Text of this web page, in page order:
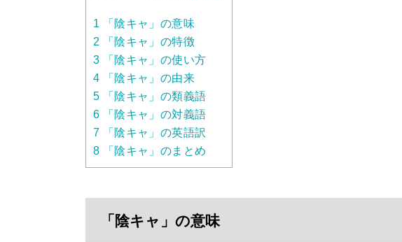
1 「陰キャ」の意味
2 「陰キャ」の特徴
3 「陰キャ」の使い方
4 「陰キャ」の由来
5 「陰キャ」の類義語
6 「陰キャ」の対義語
7 「陰キャ」の英語訳
8 「陰キャ」のまとめ
「陰キャ」の意味